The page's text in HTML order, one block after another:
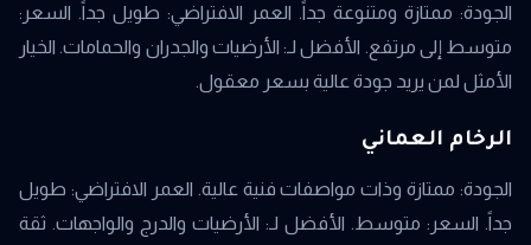
الجودة: ممتازة ومتنوعة جداً. العمر الافتراضي: طويل جداً. السعر:
متوسط إلى مرتفع. الأفضل لـ: الأرضيات والجدران والحمامات. الخيار
الأمثل لمن يريد جودة عالية بسعر معقول.
الرخام العماني
الجودة: ممتازة وذات مواصفات فنية عالية. العمر الافتراضي: طويل
جداً. السعر: متوسط. الأفضل لـ: الأرضيات والدرج والواجهات. ثقة